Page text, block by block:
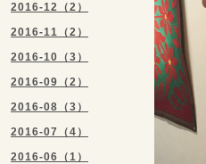
2016-12（2）
2016-11（2）
2016-10（3）
2016-09（2）
2016-08（3）
2016-07（4）
2016-06（1）